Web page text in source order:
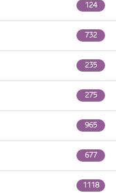
124
732
235
275
965
677
1118